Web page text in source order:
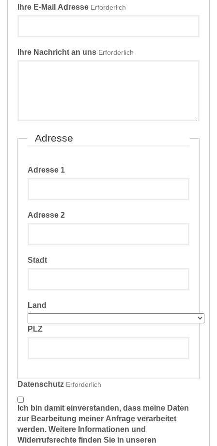
Ihre E-Mail Adresse Erforderlich
Ihre Nachricht an uns Erforderlich
Adresse
Adresse 1
Adresse 2
Stadt
Land
PLZ
Datenschutz Erforderlich
Ich bin damit einverstanden, dass meine Daten
zur Bearbeitung meiner Anfrage verarbeitet
werden. Weitere Informationen und
Widerrufsrechte finden Sie in unseren